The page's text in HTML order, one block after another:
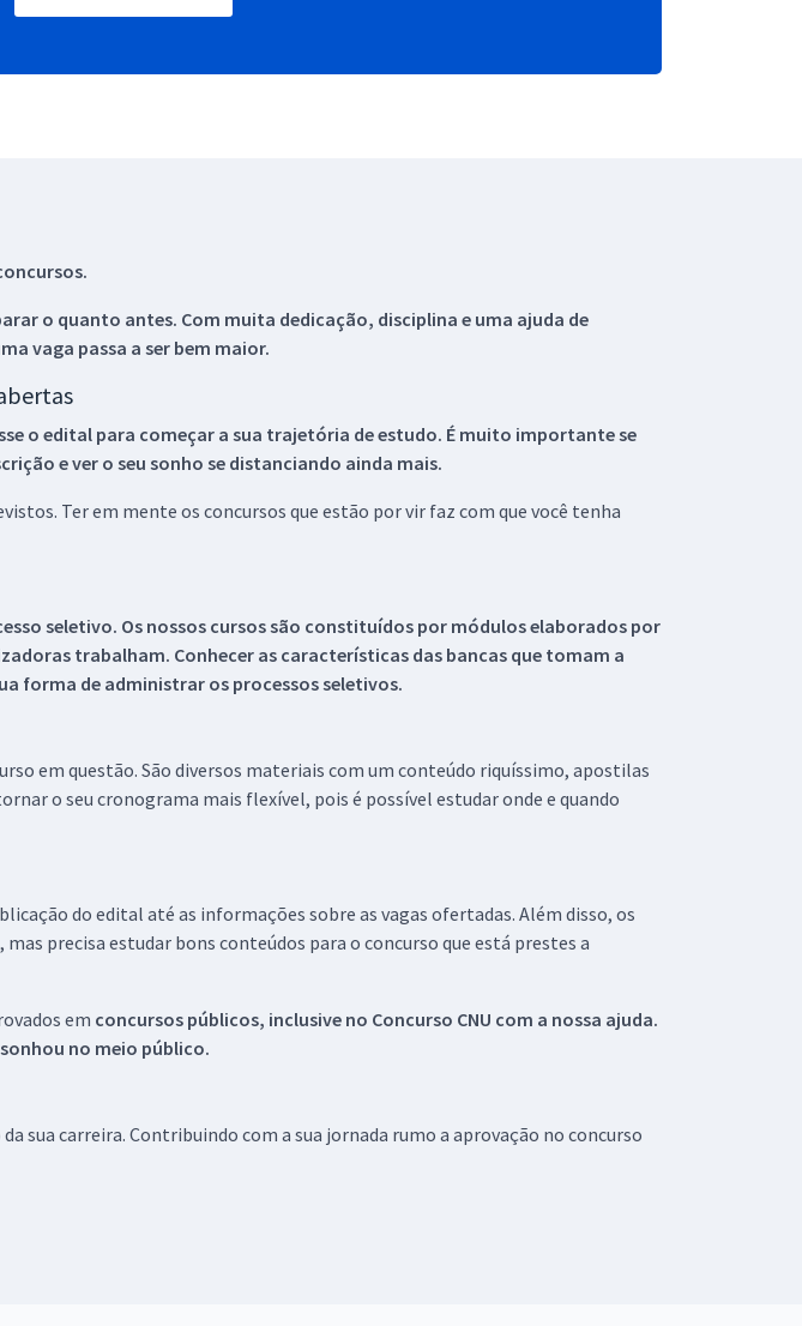
o quanto antes. Com muita dedicação, disciplina e uma ajuda de
vaga passa a ser bem maior.
o edital para começar a sua trajetória de estudo. É muito importante se
e ver o seu sonho se distanciando ainda mais.
Ter em mente os concursos que estão por vir faz com que você tenha
seletivo. Os nossos cursos são constituídos por módulos elaborados por
trabalham. Conhecer as características das bancas que tomam a
forma de administrar os processos seletivos.
em questão. São diversos materiais com um conteúdo riquíssimo, apostilas
o seu cronograma mais flexível, pois é possível estudar onde e quando
do edital até as informações sobre as vagas ofertadas. Além disso, os
precisa estudar bons conteúdos para o concurso que está prestes a
em concursos públicos, inclusive no Concurso CNU com a nossa ajuda.
no meio público.
sua carreira. Contribuindo com a sua jornada rumo a aprovação no concurso